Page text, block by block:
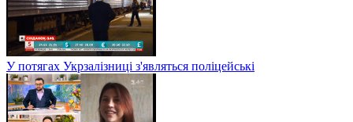
У потягах Укрзалізниці з'являться поліцейські